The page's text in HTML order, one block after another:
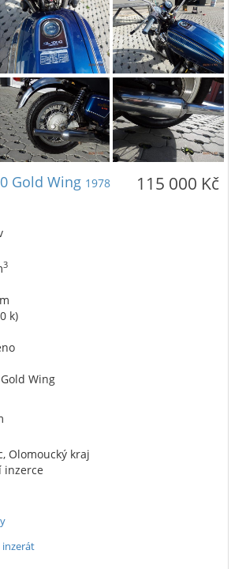
115 000 Kč
Gold Wing 1978
3
k)
Wing
Olomoucký kraj
inzerce
inzerát